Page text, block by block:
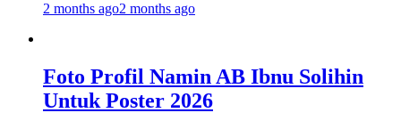
2 months ago2 months ago
Foto Profil Namin AB Ibnu Solihin
Untuk Poster 2026